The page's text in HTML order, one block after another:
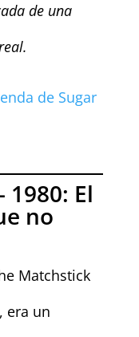
de una
de Sugar
1980: El
no
Matchstick
era un